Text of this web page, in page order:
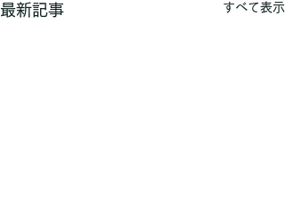
最新記事 すべて表示